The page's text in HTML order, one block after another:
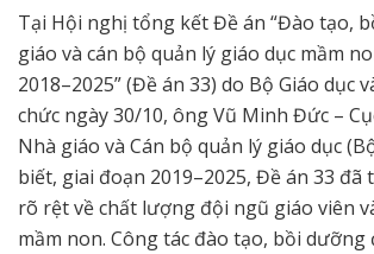
Tại Hội nghị tổng kết Đề án “Đào tạo,
giáo và cán bộ quản lý giáo dục mầm
2018–2025” (Đề án 33) do Bộ Giáo dục
chức ngày 30/10, ông Vũ Minh Đức –
Nhà giáo và Cán bộ quản lý giáo dục
biết, giai đoạn 2019–2025, Đề án 33 đã
rõ rệt về chất lượng đội ngũ giáo viên
mầm non. Công tác đào tạo, bồi dưỡng